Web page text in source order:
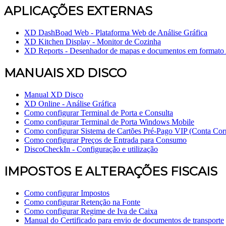
APLICAÇÕES EXTERNAS
XD DashBoad Web - Plataforma Web de Análise Gráfica
XD Kitchen Display - Monitor de Cozinha
XD Reports - Desenhador de mapas e documentos em
MANUAIS XD DISCO
Manual XD Disco
XD Online - Análise Gráfica
Como configurar Terminal de Porta e Consulta
Como configurar Terminal de Porta Windows Mobile
Como configurar Sistema de Cartões Pré-Pago VIP (Conta
Como configurar Preços de Entrada para Consumo
DiscoCheckIn - Configuração e utilização
IMPOSTOS E ALTERAÇÕES FISCAIS
Como configurar Impostos
Como configurar Retenção na Fonte
Como configurar Regime de Iva de Caixa
Manual do Certificado para envio de documentos de transporte